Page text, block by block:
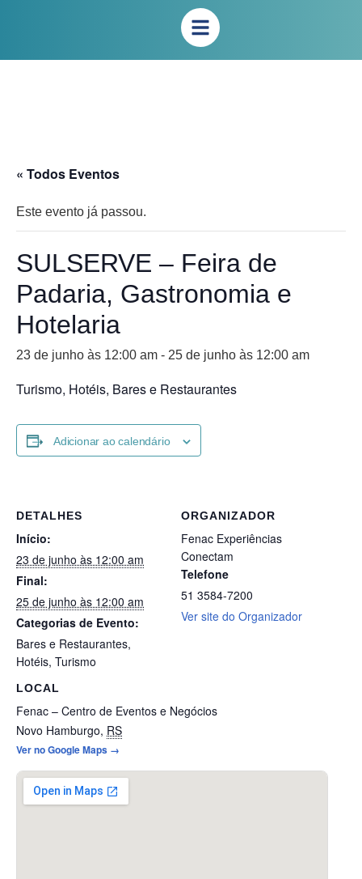
« Todos Eventos
Este evento já passou.
SULSERVE – Feira de
Padaria, Gastronomia e
Hotelaria
23 de junho às 12:00 am - 25 de junho às 12:00 am
Turismo, Hotéis, Bares e Restaurantes
Adicionar ao calendário
DETALHES
Início:
23 de junho às 12:00 am
Final:
25 de junho às 12:00 am
Categorias de Evento:
Bares e Restaurantes,
Hotéis, Turismo
LOCAL
Fenac – Centro de Eventos e Negócios
Novo Hamburgo, RS
Ver no Google Maps →
ORGANIZADOR
Fenac Experiências
Conectam
Telefone
51 3584-7200
Ver site do Organizador